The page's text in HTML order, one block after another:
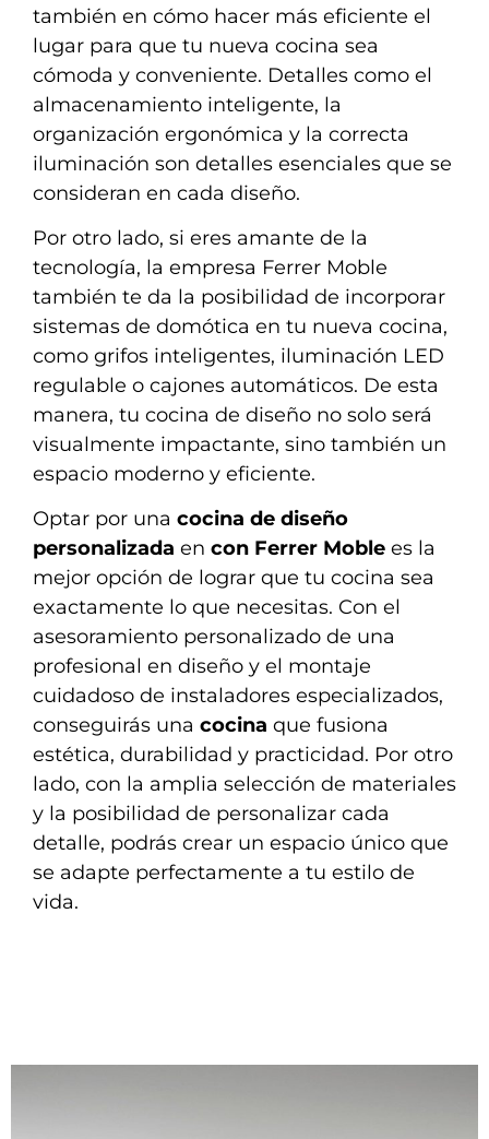
también en cómo hacer más eficiente el
lugar para que tu nueva cocina sea
cómoda y conveniente. Detalles como el
almacenamiento inteligente, la
organización ergonómica y la correcta
iluminación son detalles esenciales que se
consideran en cada diseño.
Por otro lado, si eres amante de la
tecnología, la empresa Ferrer Moble
también te da la posibilidad de incorporar
sistemas de domótica en tu nueva cocina,
como grifos inteligentes, iluminación LED
regulable o cajones automáticos. De esta
manera, tu cocina de diseño no solo será
visualmente impactante, sino también un
espacio moderno y eficiente.
Optar por una cocina de diseño
personalizada en con Ferrer Moble es la
mejor opción de lograr que tu cocina sea
exactamente lo que necesitas. Con el
asesoramiento personalizado de una
profesional en diseño y el montaje
cuidadoso de instaladores especializados,
conseguirás una cocina que fusiona
estética, durabilidad y practicidad. Por otro
lado, con la amplia selección de materiales
y la posibilidad de personalizar cada
detalle, podrás crear un espacio único que
se adapte perfectamente a tu estilo de
vida.